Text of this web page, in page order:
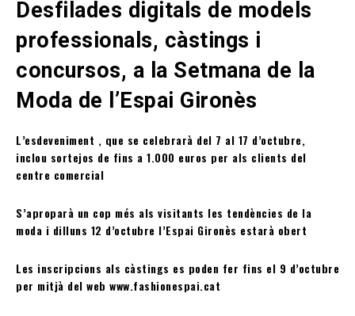
Desfilades digitals de models
professionals, càstings i
concursos, a la Setmana de la
Moda de l’Espai Gironès
L’esdeveniment , que se celebrarà del 7 al 17 d’octubre,
inclou sortejos de fins a 1.000 euros per als clients del
centre comercial
S’aproparà un cop més als visitants les tendències de la
moda i dilluns 12 d’octubre l’Espai Gironès estarà obert
Les inscripcions als càstings es poden fer fins el 9 d’octubre
per mitjà del web www.fashionespai.cat